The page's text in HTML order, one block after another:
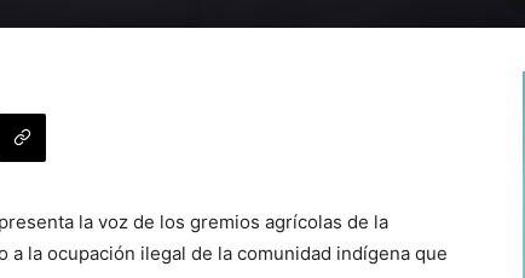
la voz de los gremios agrícolas de la
la ocupación ilegal de la comunidad indígena que